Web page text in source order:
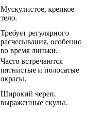
Мускулистое, крепкое
тело.
Требует регулярного
расчесывания, особенно
во время линьки.
Часто встречаются
пятнистые и полосатые
окрасы.
Широкий череп,
выраженные скулы.